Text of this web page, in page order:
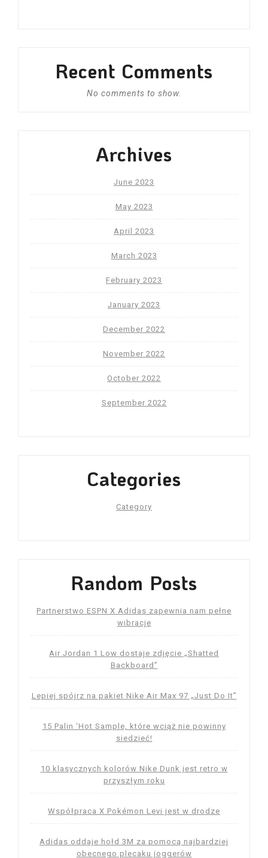
Recent Comments
No comments to show.
Archives
June 2023
May 2023
April 2023
March 2023
February 2023
January 2023
December 2022
November 2022
October 2022
September 2022
Categories
Category
Random Posts
Partnerstwo ESPN X Adidas zapewnia nam pełne
wibracje
Air Jordan 1 Low dostaje zdjęcie „Shatted
Backboard”
Lepiej spójrz na pakiet Nike Air Max 97 „Just Do It”
15 Palin ‘Hot Sample, które wciąż nie powinny
siedzieć!
10 klasycznych kolorów Nike Dunk jest retro w
przyszłym roku
Współpraca X Pokémon Levi jest w drodze
Adidas oddaje hołd 3M za pomocą najbardziej
obecnego plecaku joggerów